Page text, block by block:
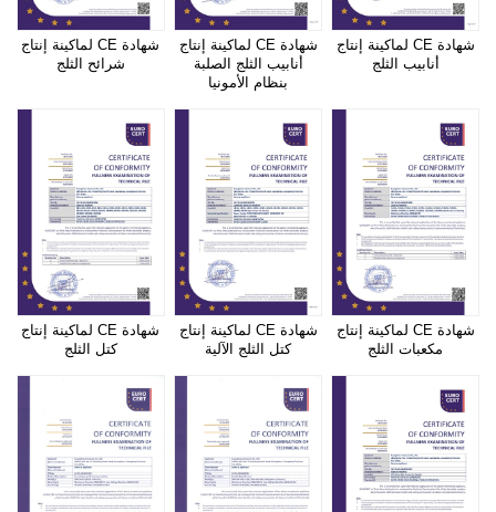
شهادة CE لماكينة إنتاج
أنابيب الثلج
شهادة CE لماكينة إنتاج
أنابيب الثلج الصلبة
بنظام الأمونيا
شهادة CE لماكينة إنتاج
شرائح الثلج
شهادة CE لماكينة إنتاج
مكعبات الثلج
شهادة CE لماكينة إنتاج
كتل الثلج الآلية
شهادة CE لماكينة إنتاج
كتل الثلج